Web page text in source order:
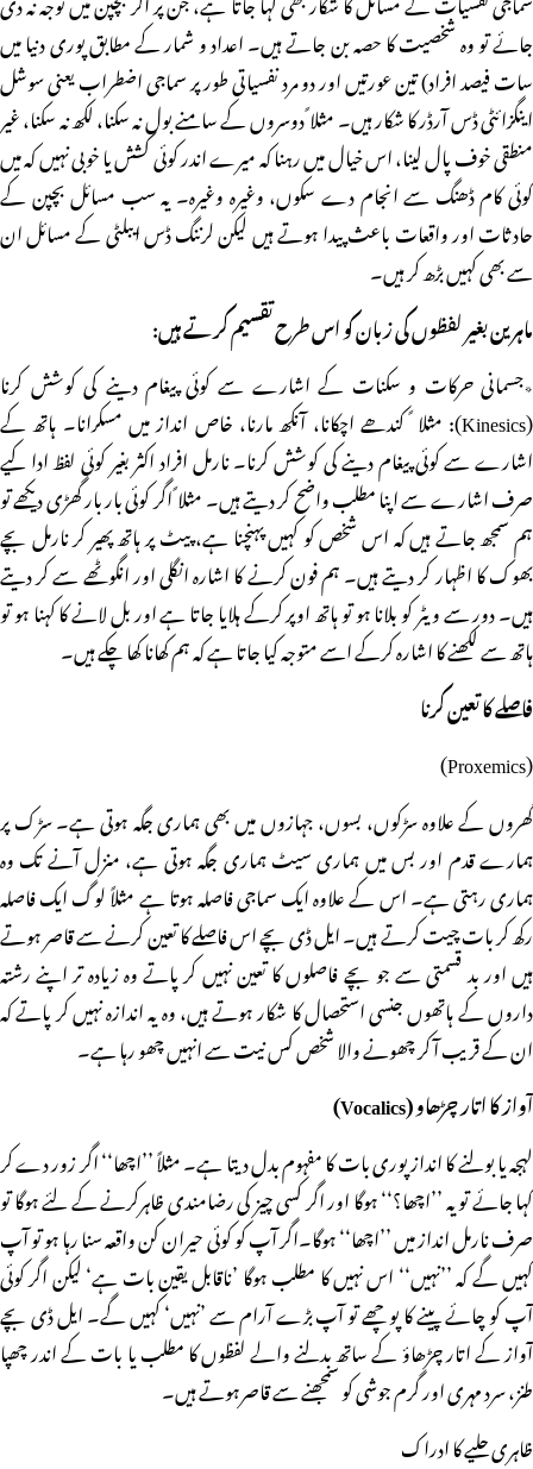
جائے تو وہ شخصیت کا حصہ بن جاتے ہیں۔ اعداد و شمار کے مطابق پوری دنیا میں
سات فیصد افراد) تین عورتیں اور دو مرد نفسیاتی طور پر سماجی اضطراب یعنی سوشل
اینگزائٹی ڈس آرڈر کا شکار ہیں۔ مثلا ً دوسروں کے سامنے بول نہ سکنا، لکھ نہ سکنا، غیر
منطقی خوف پال لینا، اس خیال میں رہنا کہ میرے اندر کوئی کشش یا خوبی نہیں کہ میں
کوئی کام ڈھنگ سے انجام دے سکوں، وغیرہ وغیرہ۔ یہ سب مسائل بچپن کے
حادثات اور واقعات باعث پیدا ہوتے ہیں لیکن لرننگ ڈس ایبلٹی کے مسائل ان
سے بھی کہیں بڑھ کر ہیں۔
ماہرین بغیر لفظوں کی زبان کو اس طرح تقسیم کرتے ہیں:
٭جسمانی حرکات و سکنات کے اشارے سے کوئی پیغام دینے کی کوشش کرنا
(Kinesics): مثلا ً کندھے اچکانا، آنکھ مارنا، خاص انداز میں مسکرانا۔ ہاتھ کے
اشارے سے کوئی پیغام دینے کی کوشش کرنا۔ نارمل افراد اکثر بغیر کوئی لفظ ادا کیے
صرف اشارے سے اپنا مطلب واضح کر دیتے ہیں۔ مثلا ً اگر کوئی بار بار گھڑی دیکھے تو
ہم سمجھ جاتے ہیں کہ اس شخص کو کہیں پہنچنا ہے، پیٹ پر ہاتھ پھیر کر نارمل بچے
بھوک کا اظہار کر دیتے ہیں۔ ہم فون کرنے کا اشارہ انگلی اور انگوٹھے سے کر دیتے
ہیں۔ دور سے ویٹر کو بلانا ہو تو ہاتھ اوپر کرکے ہلایا جاتا ہے اور بل لانے کا کہنا ہو تو
ہاتھ سے لکھنے کا اشارہ کرکے اسے متوجہ کیا جاتا ہے کہ ہم کھانا کھا چکے ہیں۔
فاصلے کا تعین کرنا
(Proxemics)
گھروں کے علاوہ سڑکوں، بسوں، جہازوں میں بھی ہماری جگہ ہوتی ہے۔ سڑک پر
ہمارے قدم اور بس میں ہماری سیٹ ہماری جگہ ہوتی ہے، منزل آنے تک وہ
ہماری رہتی ہے۔ اس کے علاوہ ایک سماجی فاصلہ ہوتا ہے مثلاً لوگ ایک فاصلہ
رکھ کر بات چیت کرتے ہیں۔ ایل ڈی بچے اس فاصلے کا تعین کرنے سے قاصر ہوتے
ہیں اور بد قسمتی سے جو بچے فاصلوں کا تعین نہیں کر پاتے وہ زیادہ تر اپنے رشتہ
داروں کے ہاتھوں جنسی استحصال کا شکار ہوتے ہیں، وہ یہ اندازہ نہیں کر پاتے کہ
ان کے قریب آ کر چھونے والا شخص کس نیت سے انہیں چھو رہا ہے۔
آواز کا اتار چڑھاو (Vocalics)
لہجہ یا بولنے کا انداز پوری بات کا مفہوم بدل دیتا ہے۔ مثلاً ’’اچھا‘‘ اگر زور دے کر
کہا جائے تو یہ ’’اچھا؟‘‘ ہوگا اور اگر کسی چیز کی رضامندی ظاہرکرنے کے لئے ہوگا تو
صرف نارمل انداز میں ’’اچھا‘‘ ہوگا۔اگر آپ کو کوئی حیران کن واقعہ سنا رہا ہو تو آپ
کہیں گے کہ ’’نہیں‘‘ اس نہیں کا مطلب ہوگا ’ناقابل یقین بات ہے‘ لیکن اگر کوئی
آپ کو چائے پینے کا پوچھے تو آپ بڑے آرام سے ’نہیں‘ کہیں گے۔ ایل ڈی بچے
آواز کے اتار چڑھاؤ کے ساتھ بدلنے والے لفظوں کا مطلب یا بات کے اندر چھپا
طنز، سرد مہری اور گرم جوشی کو سمجھنے سے قاصرہوتے ہیں۔
ظاہری حلیے کا ادراک